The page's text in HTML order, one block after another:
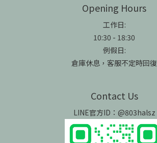
Opening Hours
工作日:
10:30 - 18:30
例假日:
倉庫休息，客服不定時回復
Contact Us
LINE官方ID：@803halsz